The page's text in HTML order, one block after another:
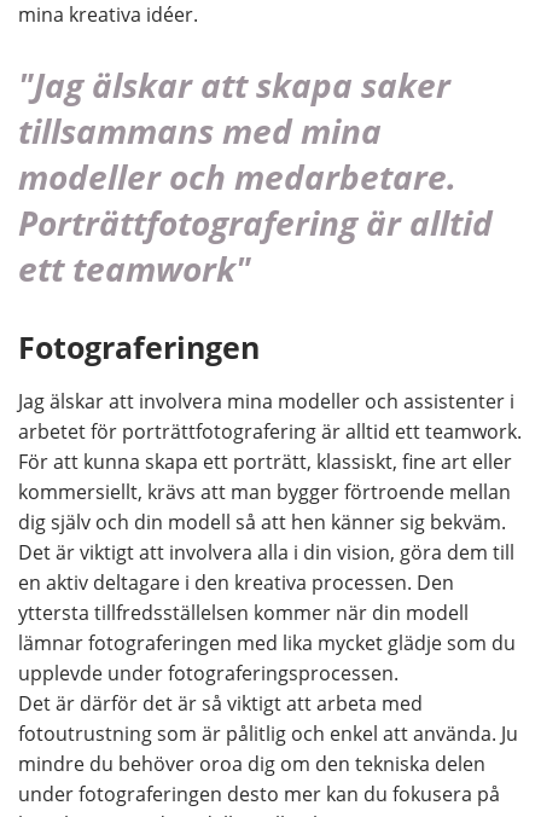
mina kreativa idéer.
"Jag älskar att skapa saker
tillsammans med mina
modeller och medarbetare.
Porträttfotografering är alltid
ett teamwork"
Fotograferingen
Jag älskar att involvera mina modeller och assistenter i
arbetet för porträttfotografering är alltid ett teamwork.
För att kunna skapa ett porträtt, klassiskt, fine art eller
kommersiellt, krävs att man bygger förtroende mellan
dig själv och din modell så att hen känner sig bekväm.
Det är viktigt att involvera alla i din vision, göra dem till
en aktiv deltagare i den kreativa processen. Den
yttersta tillfredsställelsen kommer när din modell
lämnar fotograferingen med lika mycket glädje som du
upplevde under fotograferingsprocessen.
Det är därför det är så viktigt att arbeta med
fotoutrustning som är pålitlig och enkel att använda. Ju
mindre du behöver oroa dig om den tekniska delen
under fotograferingen desto mer kan du fokusera på